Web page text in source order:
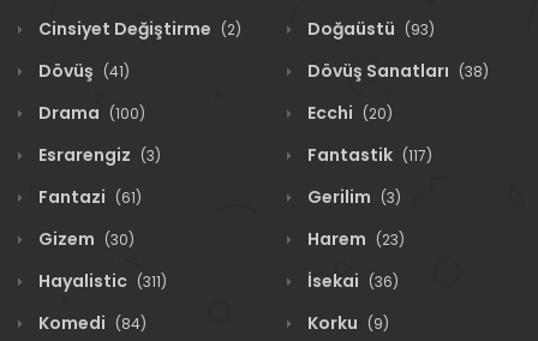
Cinsiyet Değiştirme (2) Doğaüstü (93)
Dövüş (41) Dövüş Sanatları (38)
Drama (100) Ecchi (20)
Esrarengiz (3) Fantastik (117)
Fantazi (61) Gerilim (3)
Gizem (30) Harem (23)
Hayalistic (311) İsekai (36)
Komedi (84) Korku (9)